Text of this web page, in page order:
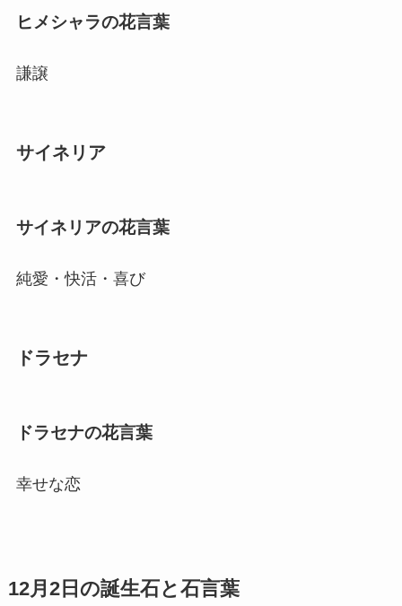
ヒメシャラの花言葉
謙譲
サイネリア
サイネリアの花言葉
純愛・快活・喜び
ドラセナ
ドラセナの花言葉
幸せな恋
12月2日の誕生石と石言葉